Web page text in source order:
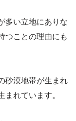
多い立地にありな
つことの理由にも
砂漠地帯が生まれ
まれています。